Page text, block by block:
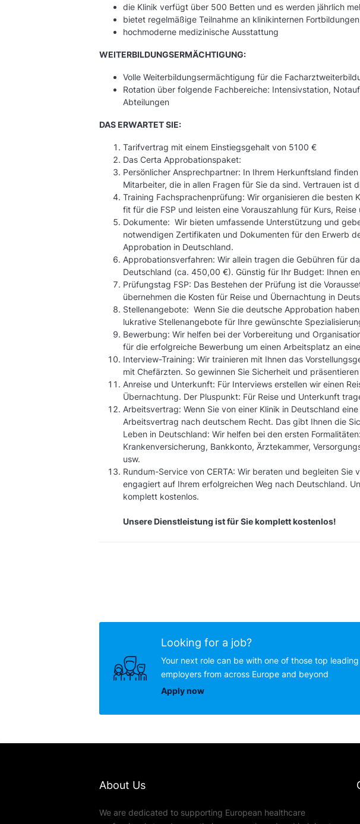
die Klinik verfügt über 500 Betten und es werden jährlich
bietet regelmäßige Teilnahme an klinikinternen Fortbildungen
hochmoderne medizinische Ausstattung
WEITERBILDUNGSERMÄCHTIGUNG:
Volle Weiterbildungsermächtigung für die
Rotation über folgende Fachbereiche: Intensivstation,
Abteilungen
DAS ERWARTET SIE:
Tarifvertrag mit einem Einstiegsgehalt von 5100 €
Das Certa Approbationspaket:
Persönlicher Ansprechpartner: In Ihrem Herkunftsland
Mitarbeiter, die in allen Fragen für Sie da sind. Vertrauen ist
Training Fachsprachenprüfung: Wir organisieren die besten
fit für die FSP und leisten eine Vorauszahlung für Kurs,
Dokumente: Wir bieten umfassende Unterstützung und
notwendigen Zertifikaten und Dokumenten für den Erwerb
Approbation in Deutschland.
Approbationsverfahren: Wir allein tragen die Gebühren für
Deutschland (ca. 450,00 €). Günstig für Ihr Budget: Ihnen
Prüfungstag FSP: Das Bestehen der Prüfung ist die
übernehmen die Kosten für Reise und Übernachtung in
Stellenangebote: Wenn Sie die deutsche Approbation
lukrative Stellenangebote für Ihre gewünschte
Bewerbung: Wir helfen bei der Vorbereitung und
für die erfolgreiche Bewerbung um einen Arbeitsplatz an
Interview-Training: Wir trainieren mit Ihnen das
mit Chefärzten. So gewinnen Sie Sicherheit und
Anreise und Unterkunft: Für Interviews erstellen wir einen
Übernachtung. Der Pluspunkt: Für Reise und Unterkunft
Arbeitsvertrag: Wenn Sie von einer Klinik in Deutschland
Arbeitsvertrag nach deutschem Recht. Das gibt Ihnen die
Leben in Deutschland: Wir helfen bei den ersten
Krankenversicherung, Bankkonto, Ärztekammer,
usw.
Rundum-Service von CERTA: Wir beraten und begleiten Sie
engagiert auf Ihrem erfolgreichen Weg nach Deutschland.
komplett kostenlos.
Unsere Dienstleistung ist für Sie komplett kostenlos!
Looking for a job?
Your next role can be with one of those top leading
employers from across Europe and beyond
Apply now
About Us
We are dedicated to supporting European healthcare